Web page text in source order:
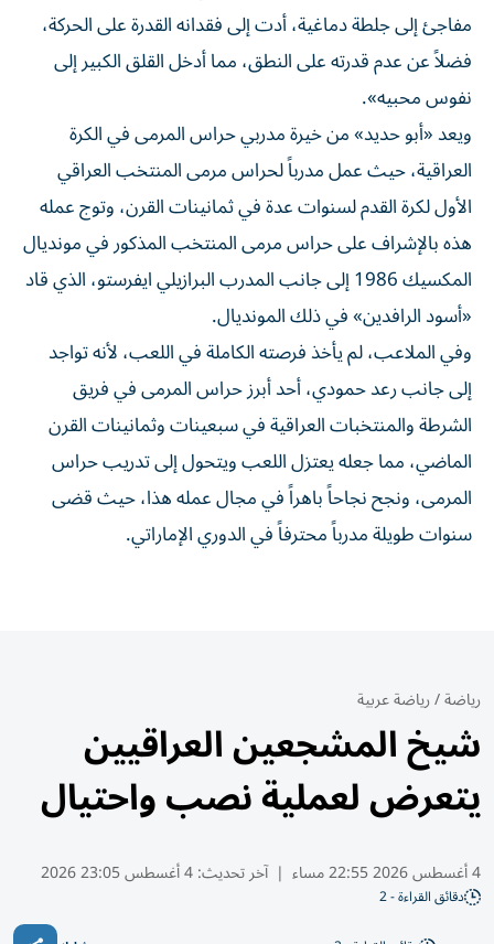
مفاجئ إلى جلطة دماغية، أدت إلى فقدانه القدرة على الحركة،
فضلاً عن عدم قدرته على النطق، مما أدخل القلق الكبير إلى
نفوس محبيه».
ويعد «أبو حديد» من خيرة مدربي حراس المرمى في الكرة
العراقية، حيث عمل مدرباً لحراس مرمى المنتخب العراقي
الأول لكرة القدم لسنوات عدة في ثمانينات القرن، وتوج عمله
هذه بالإشراف على حراس مرمى المنتخب المذكور في مونديال
المكسيك 1986 إلى جانب المدرب البرازيلي ايفرستو، الذي قاد
«أسود الرافدين» في ذلك المونديال.
وفي الملاعب، لم يأخذ فرصته الكاملة في اللعب، لأنه تواجد
إلى جانب رعد حمودي، أحد أبرز حراس المرمى في فريق
الشرطة والمنتخبات العراقية في سبعينات وثمانينات القرن
الماضي، مما جعله يعتزل اللعب ويتحول إلى تدريب حراس
المرمى، ونجح نجاحاً باهراً في مجال عمله هذا، حيث قضى
سنوات طويلة مدرباً محترفاً في الدوري الإماراتي.
رياضة/رياضة عربية
شيخ المشجعين العراقيين
يتعرض لعملية نصب واحتيال
4 أغسطس 2026 22:55 مساء | آخر تحديث:4 أغسطس 23:05 2026
دقائق القراءة - 2